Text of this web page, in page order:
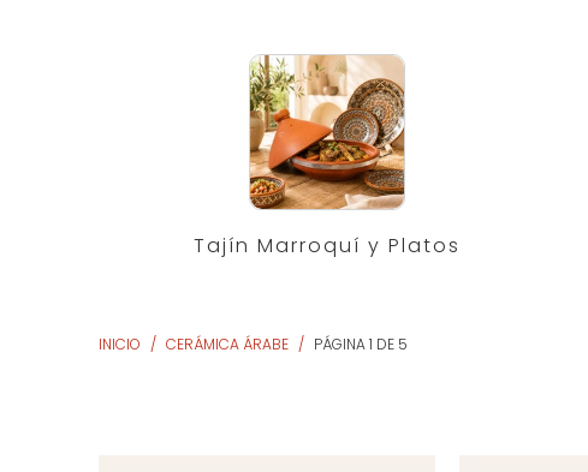
Tajín Marroquí y Platos
INICIO / CERÁMICA ÁRABE / PÁGINA 1 DE 5